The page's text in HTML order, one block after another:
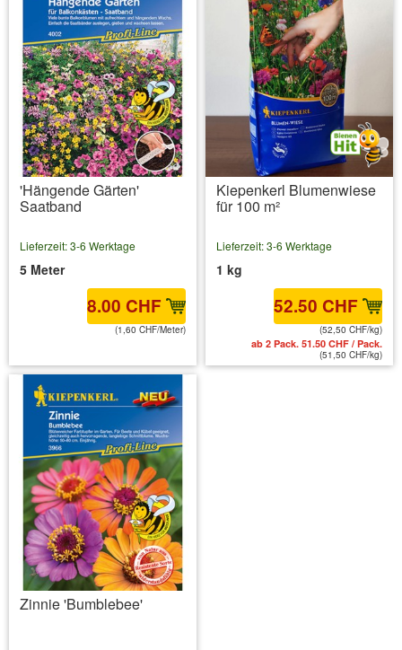
'Hängende Gärten'
Saatband
Lieferzeit: 3-6 Werktage
5 Meter
8.00 CHF
(1,60 CHF/Meter)
Kiepenkerl Blumenwiese
für 100 m²
Lieferzeit: 3-6 Werktage
1 kg
52.50 CHF
(52,50 CHF/kg)
ab 2 Pack. 51.50 CHF / Pack.
(51,50 CHF/kg)
Zinnie 'Bumblebee'